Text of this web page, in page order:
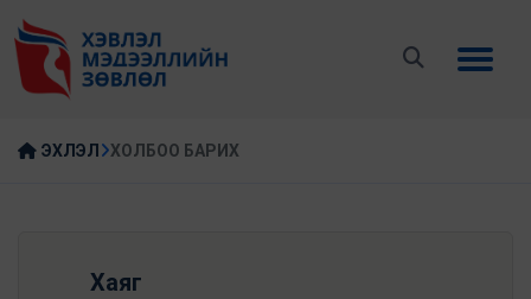
ЭХЛЭЛ ХОЛБОО БАРИХ
Хаяг